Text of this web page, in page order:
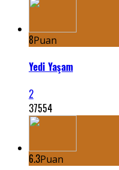
8Puan
Yedi Yaşam
2
37554
6.3Puan